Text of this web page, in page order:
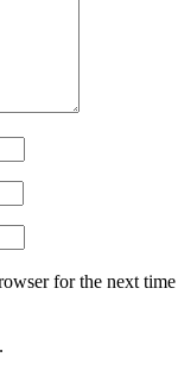
for the next time